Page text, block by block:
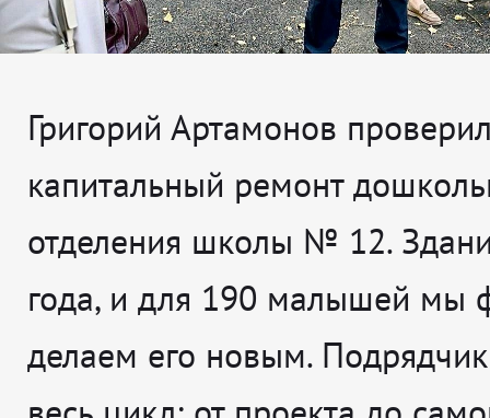
Григорий Артамонов
капитальный ремонт
отделения школы № 12.
года, и для 190 малышей мы
делаем его новым. Подрядчик